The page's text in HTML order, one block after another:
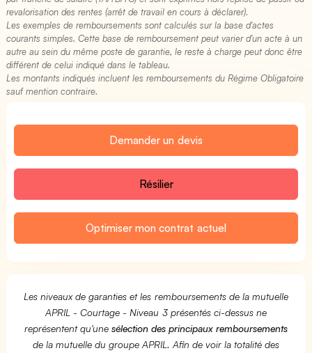
revalorisation des rentes (arrêt de travail en cours à déclarer).
Les exemples de remboursements sont calculés sur la base d'actes
courants simples. Cette base de remboursement peut varier d'un acte à un
autre au sein du même poste de garantie, le reste à charge peut donc être
différent de celui indiqué dans le tableau.
Les montants indiqués incluent les remboursements du Régime Obligatoire
sauf mention contraire.
Demander un devis
Résilier
Optimiser mon contrat actuel
Les niveaux de garanties et les remboursements de la mutuelle
APRIL - Courtage - Niveau 3 présentés ci-dessus ne
représentent qu'une sélection des principaux remboursements
de la mutuelle du groupe APRIL. Afin de voir la totalité des